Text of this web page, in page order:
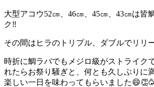
大型アコウ52㎝、46㎝、45㎝、43㎝は皆
ク‼️
その間はヒラのトリプル、ダブルでリリー
時折に鯛ラバでもメジロ級がストライク
れたらお祭り騒ぎと、何とも久しぶりに
楽しい一日を味わってもらいました